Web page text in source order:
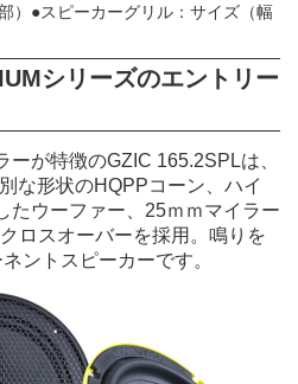
）●スピーカーグリル：サイズ（幅
シリーズのエントリー
が特徴のGZIC 165.2SPLは、
な形状のHQPPコーン、ハイ
たウーファー、25ｍｍマイラー
ロスオーバーを採用。鳴りを
ントスピーカーです。